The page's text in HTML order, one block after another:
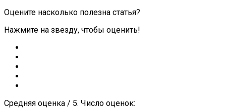
Оцените насколько полезна статья?
Нажмите на звезду, чтобы оценить!
Средняя оценка / 5. Число оценок: